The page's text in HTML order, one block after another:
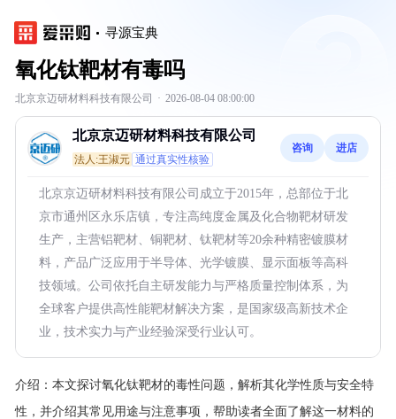
寻源宝典
氧化钛靶材有毒吗
北京京迈研材料科技有限公司 · 2026-08-04 08:00:00
北京京迈研材料科技有限公司
法人:王淑元 通过真实性核验
咨询 进店
北京京迈研材料科技有限公司成立于2015年，总部位于北
京市通州区永乐店镇，专注高纯度金属及化合物靶材研发
生产，主营铝靶材、铜靶材、钛靶材等20余种精密镀膜材
料，产品广泛应用于半导体、光学镀膜、显示面板等高科
技领域。公司依托自主研发能力与严格质量控制体系，为
全球客户提供高性能靶材解决方案，是国家级高新技术企
业，技术实力与产业经验深受行业认可。
介绍： 本文探讨氧化钛靶材的毒性问题，解析其化学性质与安全特
性，并介绍其常见用途与注意事项，帮助读者全面了解这一材料的